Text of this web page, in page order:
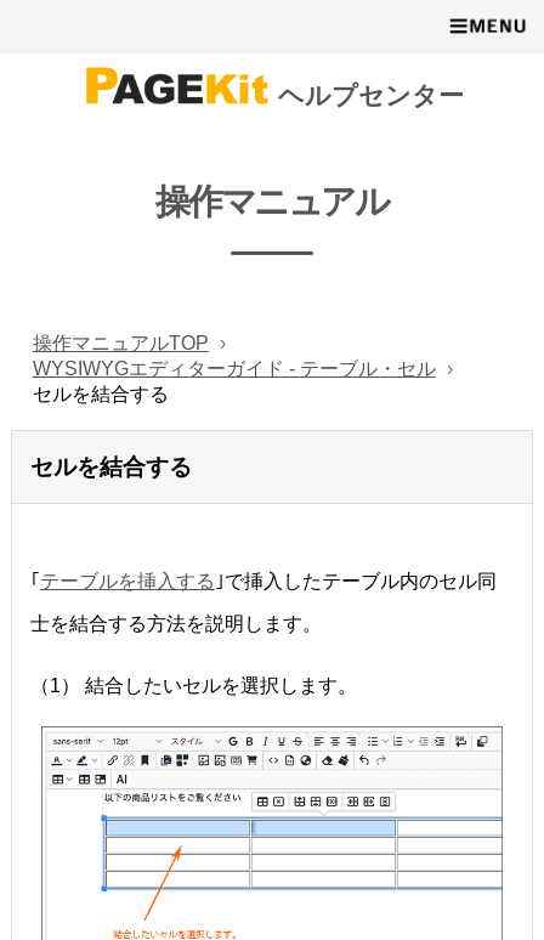
ヘルプセンター
操作マニュアル
操作マニュアルTOP
WYSIWYGエディターガイド - テーブル・セル
セルを結合する
セルを結合する
｢ テーブルを挿入する ｣で挿入したテーブル内のセル同
士を結合する方法を説明します。
（1） 結合したいセルを選択します。